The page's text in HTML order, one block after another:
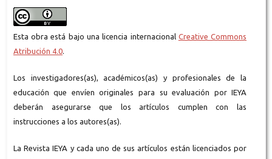
Esta obra está bajo una licencia internacional Creative Commons
Atribución 4.0.
Los investigadores(as), académicos(as) y profesionales de la
educación que envíen originales para su evaluación por IEYA
deberán asegurarse que los artículos cumplen con las
instrucciones a los autores(as).
La Revista IEYA y cada uno de sus artículos están licenciados por